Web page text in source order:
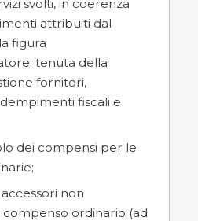
svolti, in coerenza
attribuiti dal
figura
tenuta della
fornitori,
fiscali e
dei compensi per le
non
ordinario (ad